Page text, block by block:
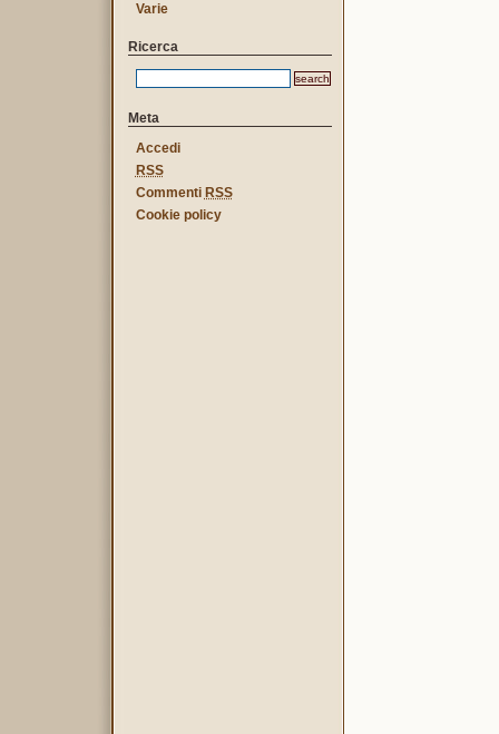
Varie
Ricerca
Meta
Accedi
RSS
Commenti RSS
Cookie policy